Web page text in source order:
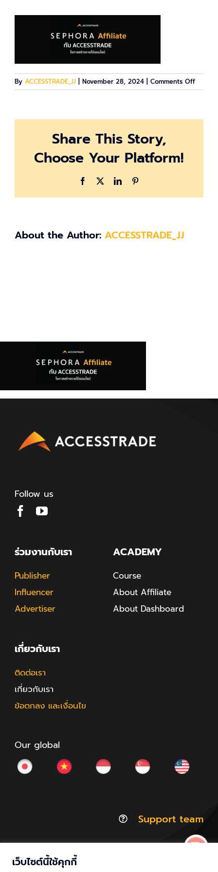
By ACCESSTRADE_JJ November 28, 2024 Comments Offon
Share This Story,
Choose Your Platform!
Facebook LinkedIn
About the Author: ACCESSTRADE_JJ
Follow us
ร่วมงานกับเรา
Publisher
Influencer
Advertiser
ACADEMY
Course
About Affiliate
About Dashboard
เกี่ยวกับเรา
ติดต่อเรา
เกี่ยวกับเรา
ข้อตกลง และเงื่อนไข
Our global
Support team
เว็บไซต์นี้ใช้คุกกี้